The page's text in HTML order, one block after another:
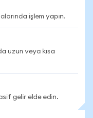
işlem yapın.
uzun veya kısa
gelir elde edin.